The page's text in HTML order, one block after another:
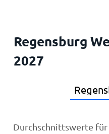
Regensburg
2027
Durchschnittswerte